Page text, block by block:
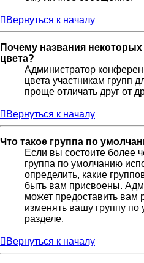
Вернуться к началу
Почему названия
цвета?
Администратор
цвета участникам групп
проще отличать друг от
Вернуться к началу
Что такое группа по
Если вы состоите более
группа по умолчанию
определить, какие
быть вам присвоены.
может предоставить
изменять вашу группу
разделе.
Вернуться к началу